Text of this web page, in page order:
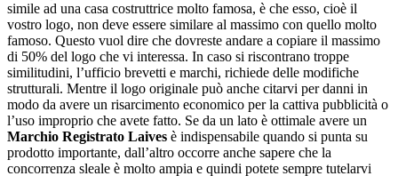
simile ad una casa costruttrice molto famosa, è che esso, cioè il
vostro logo, non deve essere similare al massimo con quello molto
famoso. Questo vuol dire che dovreste andare a copiare il massimo
di 50% del logo che vi interessa. In caso si riscontrano troppe
similitudini, l’ufficio brevetti e marchi, richiede delle modifiche
strutturali. Mentre il logo originale può anche citarvi per danni in
modo da avere un risarcimento economico per la cattiva pubblicità o
l’uso improprio che avete fatto. Se da un lato è ottimale avere un
Marchio Registrato Laives è indispensabile quando si punta su
prodotto importante, dall’altro occorre anche sapere che la
concorrenza sleale è molto ampia e quindi potete sempre tutelarvi